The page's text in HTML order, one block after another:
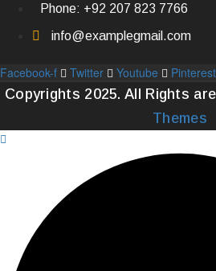
Phone: +92 207 823 7766
info@examplegmail.com
Facebook-f Twitter Youtube
Copyrights 2025. All Rights
Themes